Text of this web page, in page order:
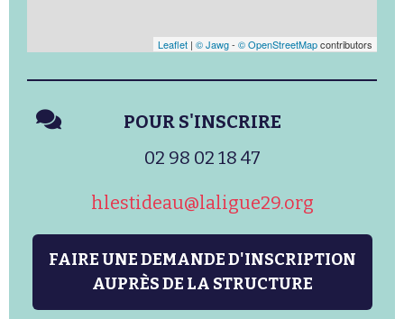
Leaflet | © Jawg- © OpenStreetMapcontributors
POUR S'INSCRIRE
02 98 02 18 47
hlestideau@laligue29.org
FAIRE UNE DEMANDE D'INSCRIPTION
AUPRÈS DE LA STRUCTURE